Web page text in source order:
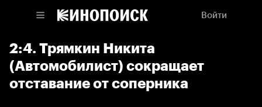
Войти
2:4. Трямкин Никита
(Автомобилист) сокращает
отставание от соперника